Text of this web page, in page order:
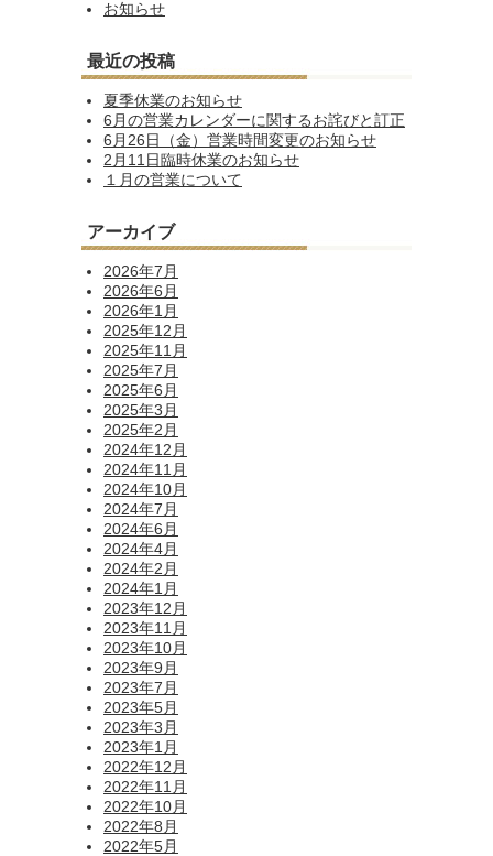
お知らせ
最近の投稿
夏季休業のお知らせ
6月の営業カレンダーに関するお詫びと訂正
6月26日（金）営業時間変更のお知らせ
2月11日臨時休業のお知らせ
１月の営業について
アーカイブ
2026年7月
2026年6月
2026年1月
2025年12月
2025年11月
2025年7月
2025年6月
2025年3月
2025年2月
2024年12月
2024年11月
2024年10月
2024年7月
2024年6月
2024年4月
2024年2月
2024年1月
2023年12月
2023年11月
2023年10月
2023年9月
2023年7月
2023年5月
2023年3月
2023年1月
2022年12月
2022年11月
2022年10月
2022年8月
2022年5月